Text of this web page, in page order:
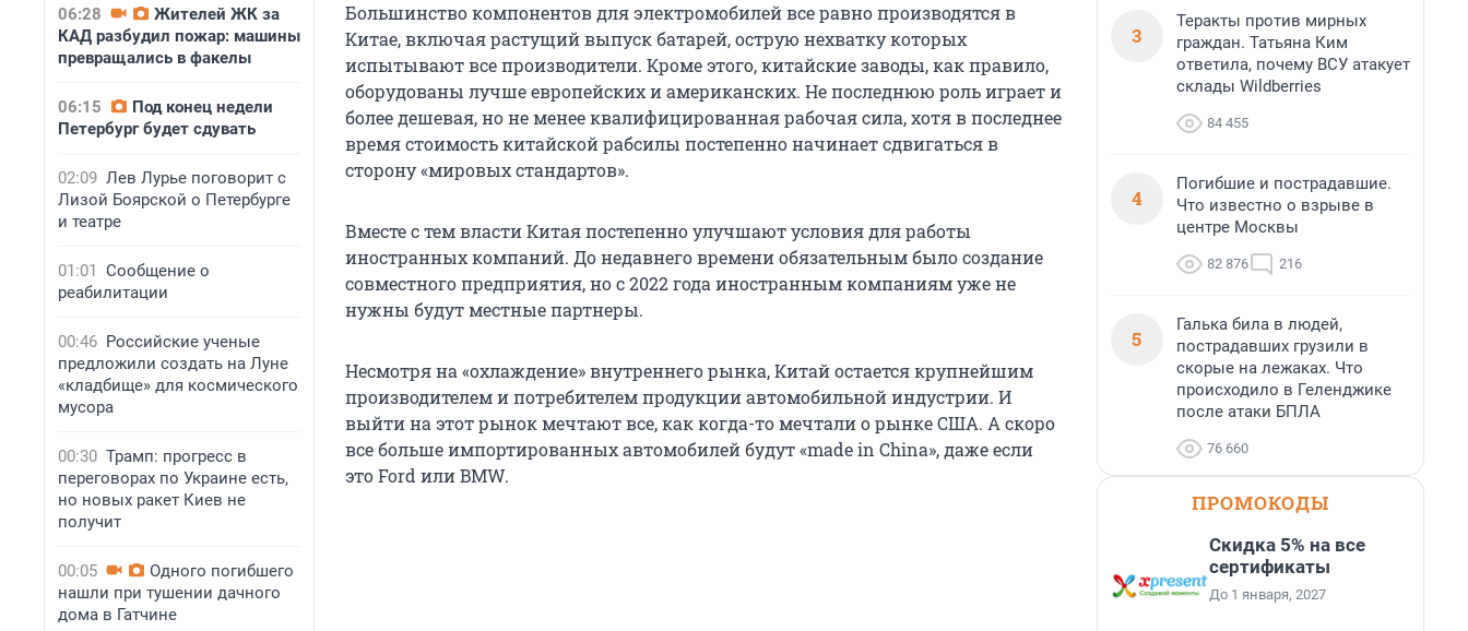
06:28
Жителей ЖК за
КАД разбудил пожар: машины
превращались в факелы
06:15
Под конец недели
Петербург будет сдувать
02:09 Лев Лурье поговорит с
Лизой Боярской о Петербурге
и театре
01:01 Сообщение о
реабилитации
00:46 Российские ученые
предложили создать на Луне
«кладбище» для космического
мусора
00:30 Трамп: прогресс в
переговорах по Украине есть,
но новых ракет Киев не
получит
00:05
Одного погибшего
нашли при тушении дачного
дома в Гатчине
Большинство компонентов для электромобилей все равно производятся в
Китае, включая растущий выпуск батарей, острую нехватку которых
испытывают все производители. Кроме этого, китайские заводы, как правило,
оборудованы лучше европейских и американских. Не последнюю роль играет и
более дешевая, но не менее квалифицированная рабочая сила, хотя в последнее
время стоимость китайской рабсилы постепенно начинает сдвигаться в
сторону «мировых стандартов».
Вместе с тем власти Китая постепенно улучшают условия для работы
иностранных компаний. До недавнего времени обязательным было создание
совместного предприятия, но с 2022 года иностранным компаниям уже не
нужны будут местные партнеры.
Несмотря на «охлаждение» внутреннего рынка, Китай остается крупнейшим
производителем и потребителем продукции автомобильной индустрии. И
выйти на этот рынок мечтают все, как когда-то мечтали о рынке США. А скоро
все больше импортированных автомобилей будут «made in China», даже если
это Ford или BMW.
3
Теракты против мирных
граждан. Татьяна Ким
ответила, почему ВСУ атакует
склады Wildberries
84 455
4
Погибшие и пострадавшие.
Что известно о взрыве в
центре Москвы
82 876 216
5
Галька била в людей,
пострадавших грузили в
скорые на лежаках. Что
происходило в Геленджике
после атаки БПЛА
76 660
ПРОМОКОДЫ
Скидка 5% на все
сертификаты
До 1 января, 2027